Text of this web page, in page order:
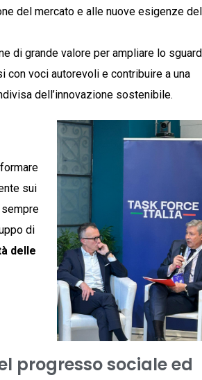
del mercato e alle nuove esigenze del
di grande valore per ampliare lo
con voci autorevoli e contribuire a una
dell’innovazione sostenibile.
sui
di
delle
progresso sociale ed